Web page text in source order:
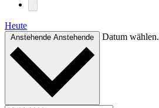
Heute
Anstehende Anstehende Datum wählen.